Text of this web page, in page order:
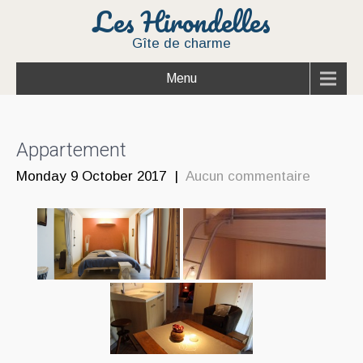
Les Hirondelles
Gîte de charme
Menu
Appartement
Monday 9 October 2017 | Aucun commentaire